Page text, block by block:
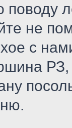
поводу
не
с